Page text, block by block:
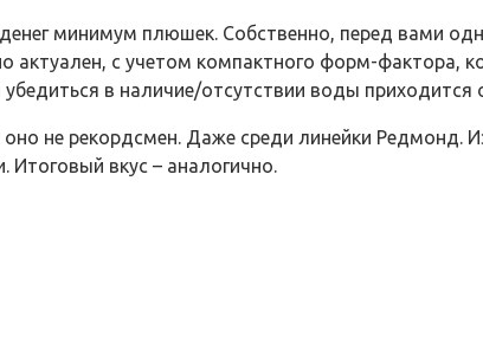
минимум плюшек. Собственно, перед вами
с учетом компактного форм-фактора,
в наличие/отсутствии воды
не рекордсмен. Даже среди линейки Редмонд.
вкус – аналогично.